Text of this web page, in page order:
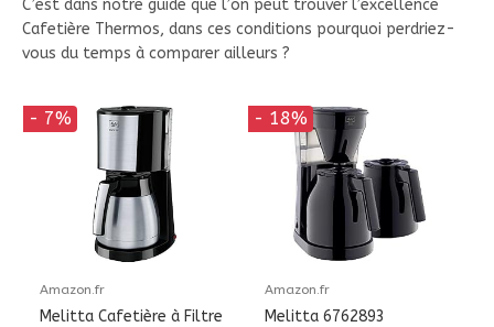
C’est dans notre guide que l’on peut trouver l’excellence
Cafetière Thermos, dans ces conditions pourquoi perdriez-
vous du temps à comparer ailleurs ?
- 7%
Amazon.fr
Melitta Cafetière à Filtre
- 18%
Amazon.fr
Melitta 6762893